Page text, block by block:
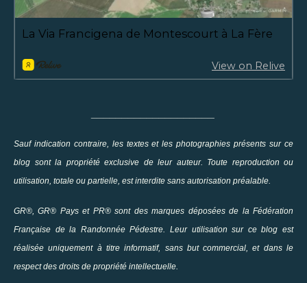
Sauf indication contraire, les textes et les photographies présents sur ce
blog sont la propriété exclusive de leur auteur. Toute reproduction ou
utilisation, totale ou partielle, est interdite sans autorisation préalable.
GR®, GR® Pays et PR® sont des marques déposées de la Fédération
Française de la Randonnée Pédestre. Leur utilisation sur ce blog est
réalisée uniquement à titre informatif, sans but commercial, et dans le
respect des droits de propriété intellectuelle.